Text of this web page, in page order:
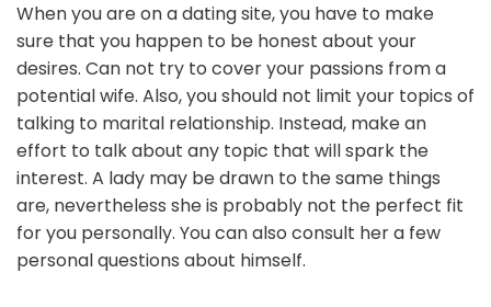
When you are on a dating site, you have to make
sure that you happen to be honest about your
desires. Can not try to cover your passions from a
potential wife. Also, you should not limit your topics of
talking to marital relationship. Instead, make an
effort to talk about any topic that will spark the
interest. A lady may be drawn to the same things
are, nevertheless she is probably not the perfect fit
for you personally. You can also consult her a few
personal questions about himself.